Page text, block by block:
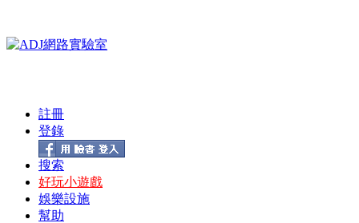
註冊
登錄
搜索
好玩小遊戲
娛樂設施
幫助